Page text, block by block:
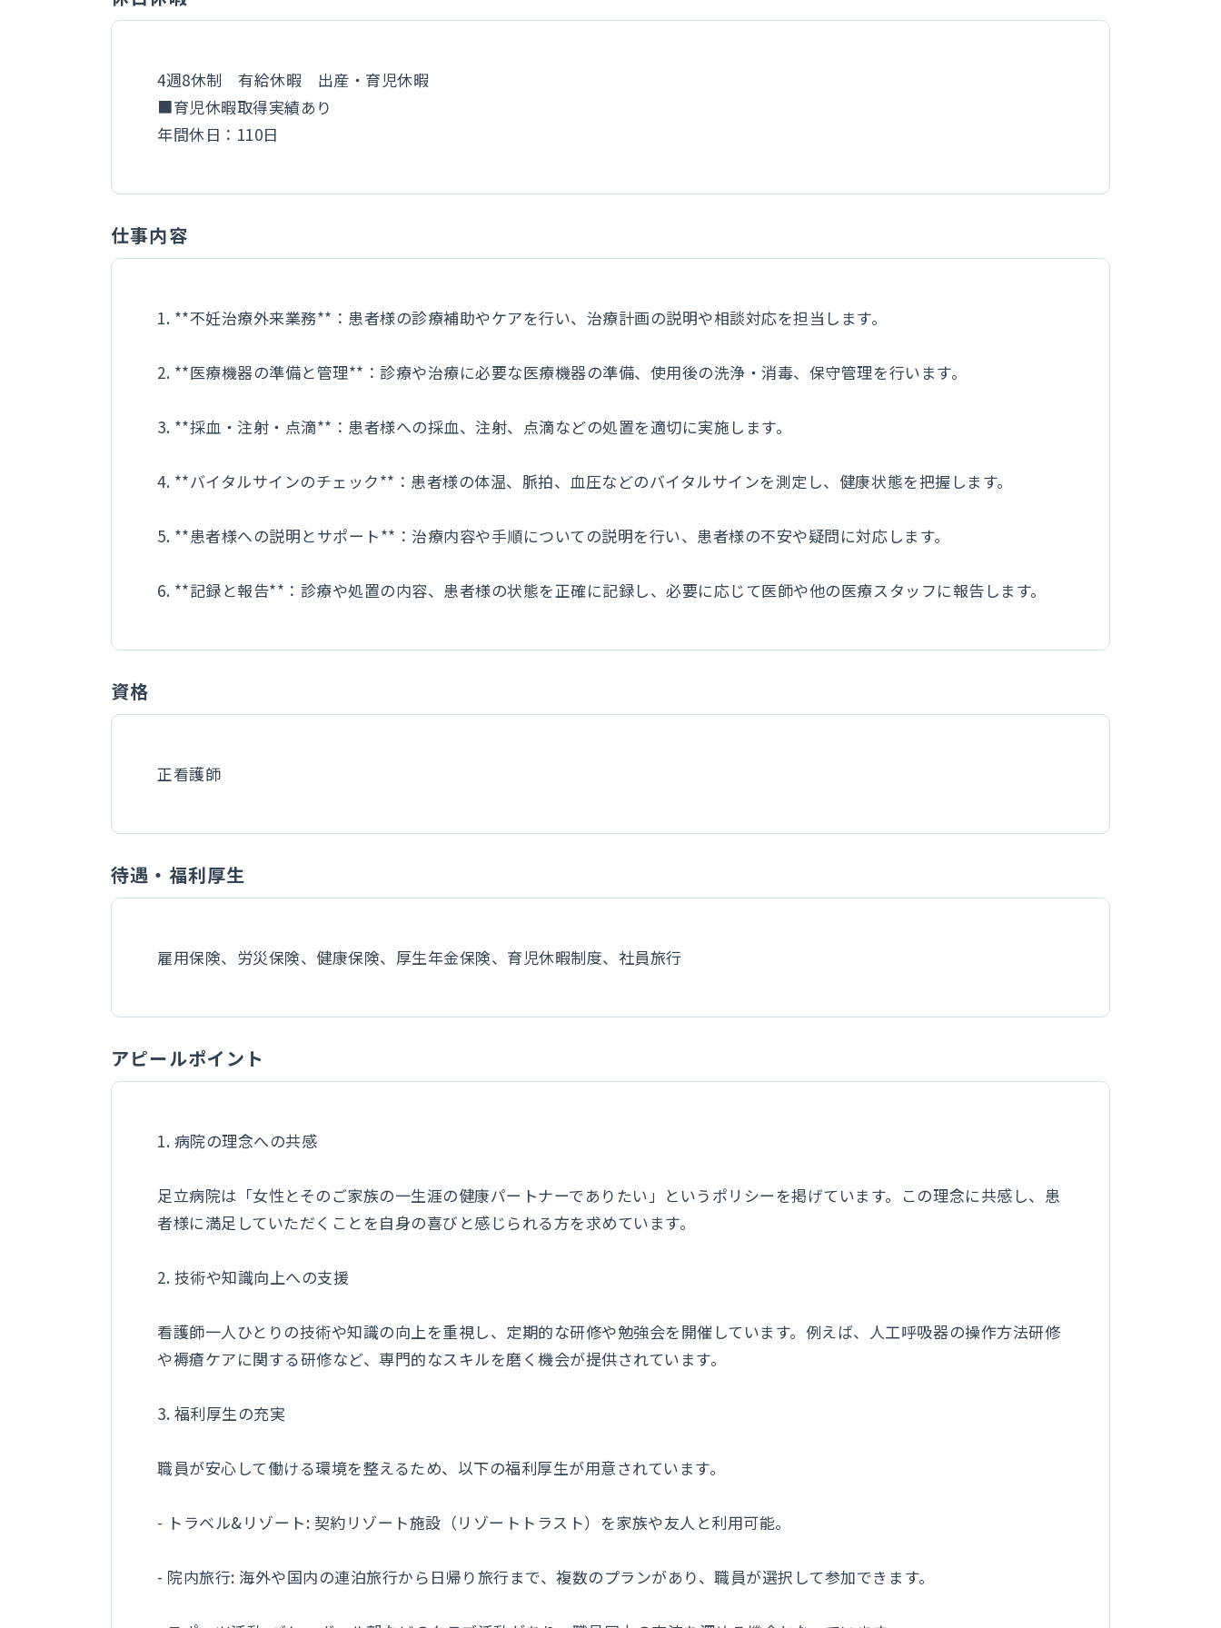
4週8休制 有給休暇 出産・育児休暇
■育児休暇取得実績あり
年間休日：110日
仕事内容
1. **不妊治療外来業務**：患者様の診療補助やケアを行い、治療計画の説明や相談対応を担当します。
2. **医療機器の準備と管理**：診療や治療に必要な医療機器の準備、使用後の洗浄・消毒、保守管理を行います。
3. **採血・注射・点滴**：患者様への採血、注射、点滴などの処置を適切に実施します。
4. **バイタルサインのチェック**：患者様の体温、脈拍、血圧などのバイタルサインを測定し、健康状態を把握します。
5. **患者様への説明とサポート**：治療内容や手順についての説明を行い、患者様の不安や疑問に対応します。
6. **記録と報告**：診療や処置の内容、患者様の状態を正確に記録し、必要に応じて医師や他の医療スタッフに報告します。
資格
正看護師
待遇・福利厚生
雇用保険、労災保険、健康保険、厚生年金保険、育児休暇制度、社員旅行
アピールポイント
1. 病院の理念への共感
足立病院は「女性とそのご家族の一生涯の健康パートナーでありたい」というポリシーを掲げています。この理念に共感し、患
者様に満足していただくことを自身の喜びと感じられる方を求めています。
2. 技術や知識向上への支援
看護師一人ひとりの技術や知識の向上を重視し、定期的な研修や勉強会を開催しています。例えば、人工呼吸器の操作方法研修
や褥瘡ケアに関する研修など、専門的なスキルを磨く機会が提供されています。
3. 福利厚生の充実
職員が安心して働ける環境を整えるため、以下の福利厚生が用意されています。
- トラベル&リゾート: 契約リゾート施設（リゾートトラスト）を家族や友人と利用可能。
- 院内旅行: 海外や国内の連泊旅行から日帰り旅行まで、複数のプランがあり、職員が選択して参加できます。